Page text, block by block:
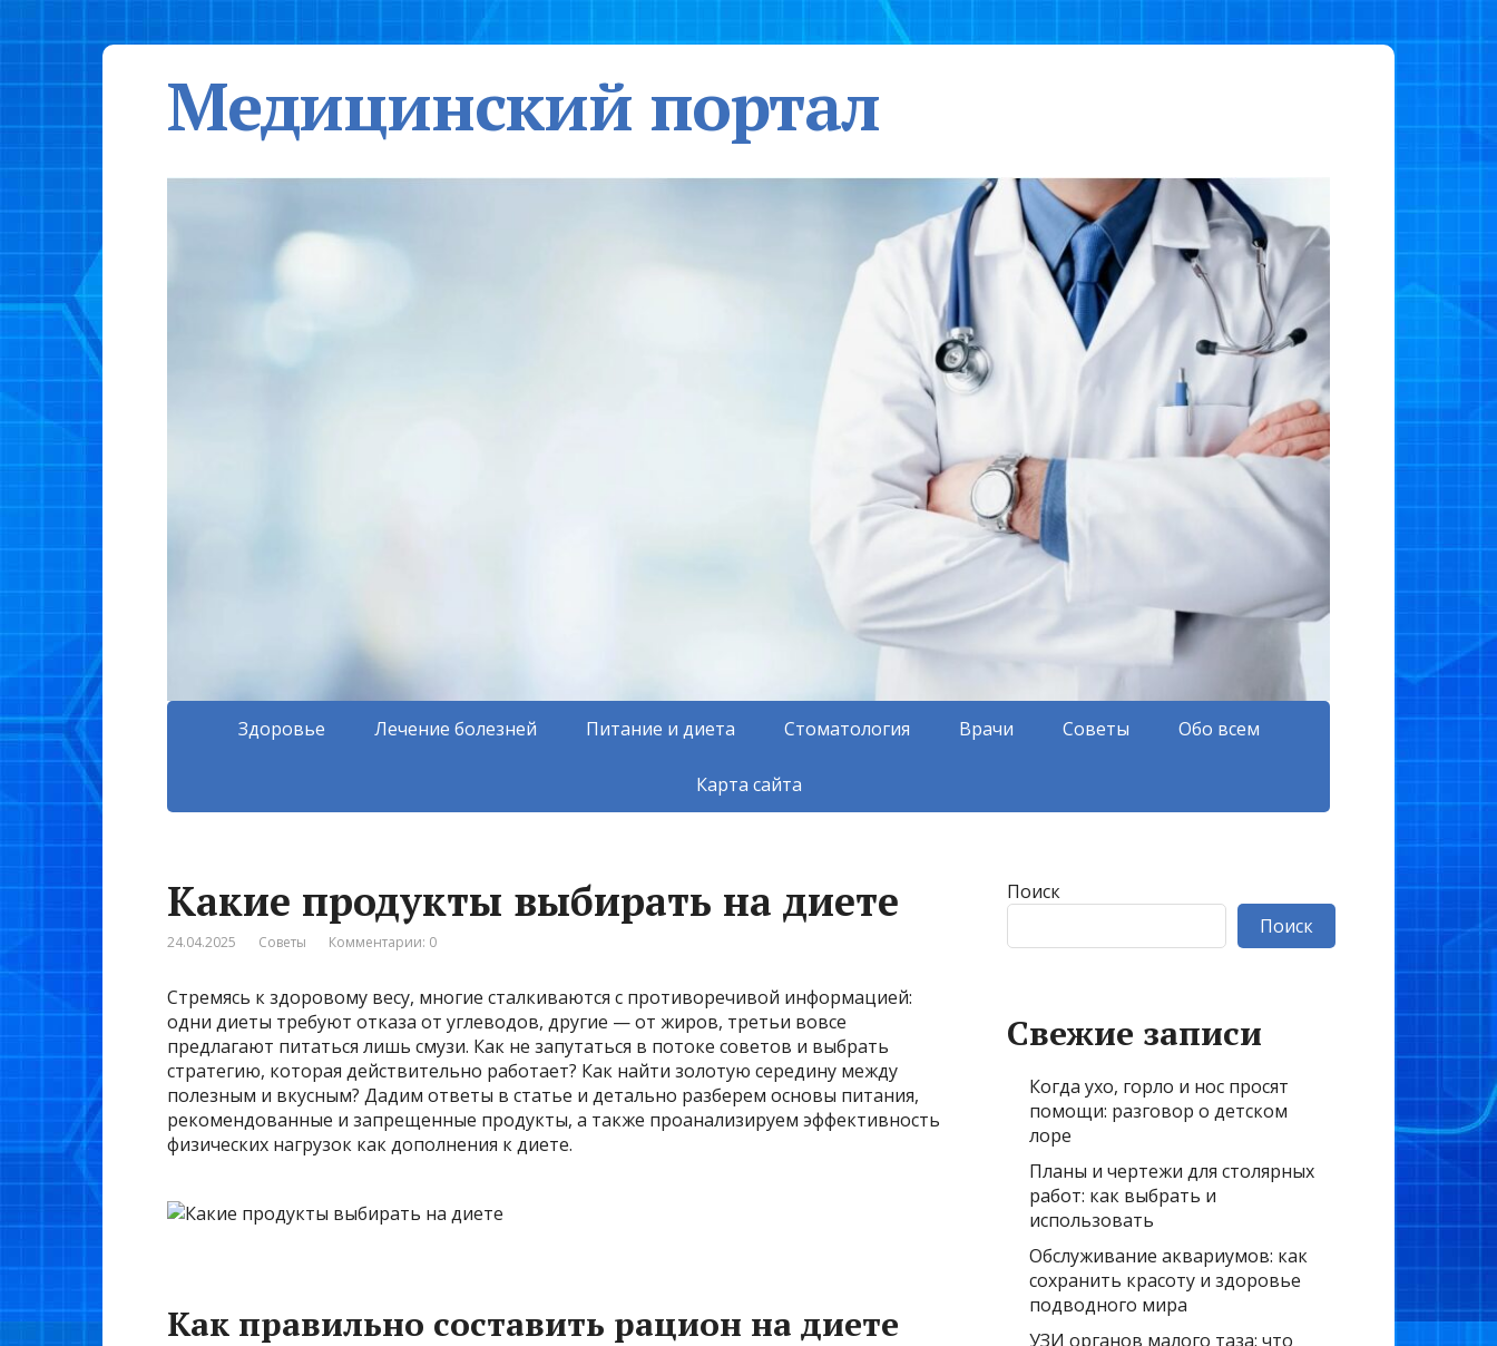
Медицинский портал
Здоровье Лечение болезней Питание и диета Стоматология Врачи Советы Обо всем
Карта сайта
Какие продукты выбирать на диете
24.04.2025 Советы Комментарии: 0
Стремясь к здоровому весу, многие сталкиваются с противоречивой информацией:
одни диеты требуют отказа от углеводов, другие — от жиров, третьи вовсе
предлагают питаться лишь смузи. Как не запутаться в потоке советов и выбрать
стратегию, которая действительно работает? Как найти золотую середину между
полезным и вкусным? Дадим ответы в статье и детально разберем основы питания,
рекомендованные и запрещенные продукты, а также проанализируем эффективность
физических нагрузок как дополнения к диете.
Как правильно составить рацион на диете
Поиск
Поиск
Свежие записи
Когда ухо, горло и нос просят
помощи: разговор о детском
лоре
Планы и чертежи для столярных
работ: как выбрать и
использовать
Обслуживание аквариумов: как
сохранить красоту и здоровье
подводного мира
УЗИ органов малого таза: что